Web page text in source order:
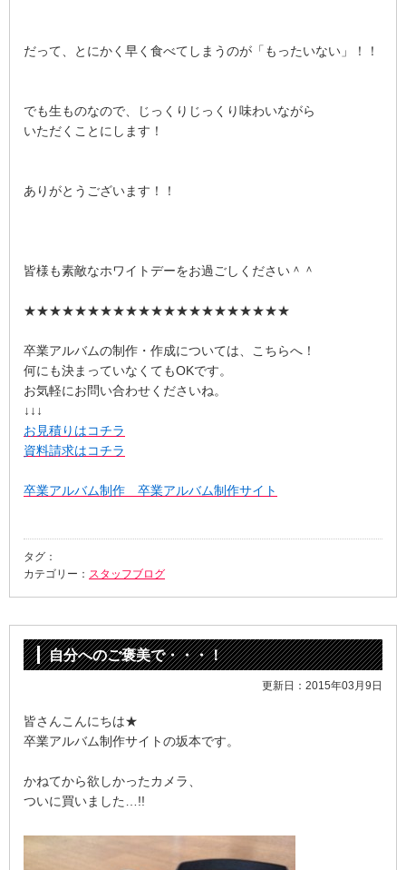
だって、とにかく早く食べてしまうのが「もったいない」！！
でも生ものなので、じっくりじっくり味わいながら
いただくことにします！
ありがとうございます！！
皆様も素敵なホワイトデーをお過ごしください＾＾
★★★★★★★★★★★★★★★★★★★★★
卒業アルバムの制作・作成については、こちらへ！
何にも決まっていなくてもOKです。
お気軽にお問い合わせくださいね。
↓↓↓
お見積りはコチラ
資料請求はコチラ
卒業アルバム制作 卒業アルバム制作サイト
タグ：
カテゴリー： スタッフブログ
自分へのご褒美で・・・！
更新日：2015年03月9日
皆さんこんにちは★
卒業アルバム制作サイトの坂本です。
かねてから欲しかったカメラ、
ついに買いました…!!